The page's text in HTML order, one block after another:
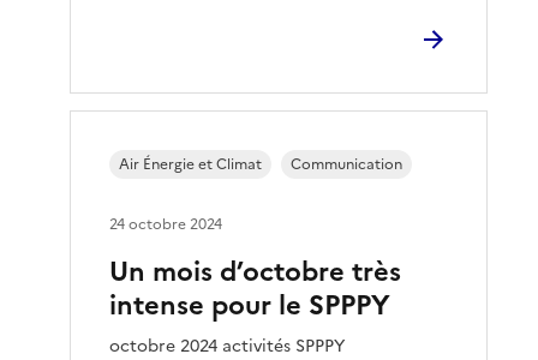
Un mois d’octobre très
intense pour le SPPPY
octobre 2024 activités SPPPY
Air Énergie et Climat Communication
24 octobre 2024